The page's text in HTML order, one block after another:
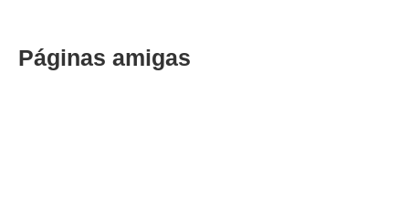
Páginas amigas